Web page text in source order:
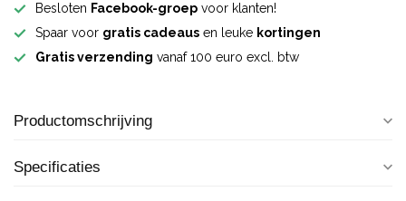
Besloten Facebook-groep voor klanten!
Spaar voor gratis cadeaus en leuke kortingen
Gratis verzending vanaf 100 euro excl. btw
Productomschrijving
Specificaties